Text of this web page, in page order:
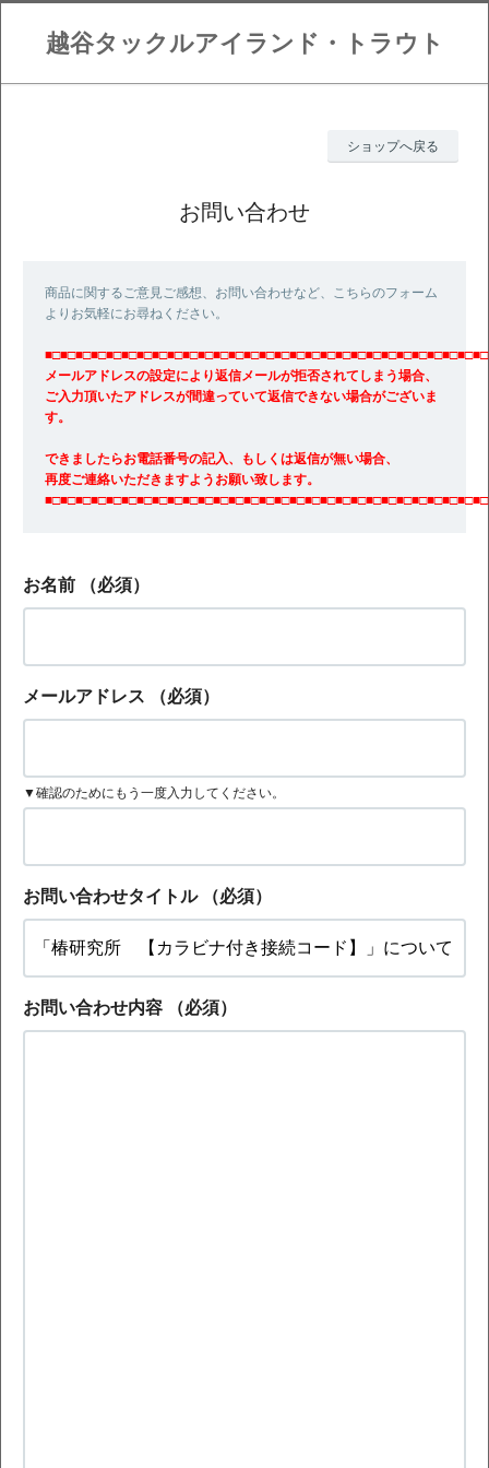
越谷タックルアイランド・トラウト
ショップへ戻る
お問い合わせ
商品に関するご意見ご感想、お問い合わせなど、こちらのフォーム
よりお気軽にお尋ねください。
■□■□■□■□■□■□■□■□■□■□■□■□■□■□■□■□■□■□■□■□■□■□■□■□■□■□■□■□■□
メールアドレスの設定により返信メールが拒否されてしまう場合、
ご入力頂いたアドレスが間違っていて返信できない場合がございま
す。
できましたらお電話番号の記入、もしくは返信が無い場合、
再度ご連絡いただきますようお願い致します。
■□■□■□■□■□■□■□■□■□■□■□■□■□■□■□■□■□■□■□■□■□■□■□■□■□■□■□■□■□
お名前 （必須）
メールアドレス （必須）
▼確認のためにもう一度入力してください。
お問い合わせタイトル （必須）
お問い合わせ内容 （必須）